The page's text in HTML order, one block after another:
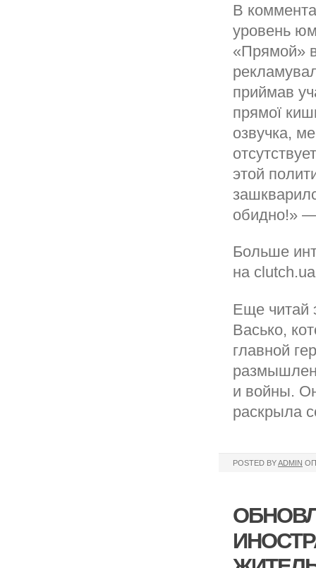
В
уровень
«Прямой»
приймав
прямої
озвучка,
этой
обидно!»
Больше
на
Еще читай
Васько,
главной
и войны.
раскрыла
POSTED BYADMIN